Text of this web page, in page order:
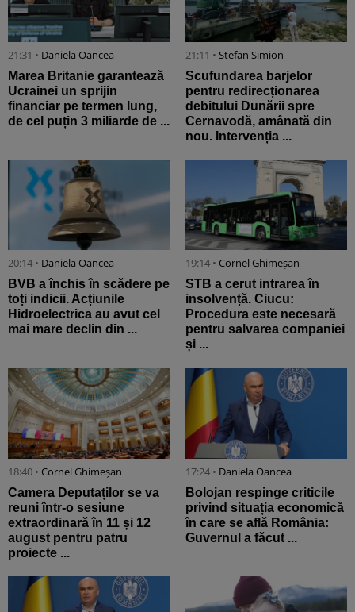
21:31 • Daniela Oancea
Marea Britanie garantează
Ucrainei un sprijin
financiar pe termen lung,
de cel puțin 3 miliarde de ...
21:11 • Stefan Simion
Scufundarea barjelor
pentru redirecționarea
debitului Dunării spre
Cernavodă, amânată din
nou. Intervenția ...
20:14 • Daniela Oancea
BVB a închis în scădere pe
toți indicii. Acțiunile
Hidroelectrica au avut cel
mai mare declin din ...
19:14 • Cornel Ghimeșan
STB a cerut intrarea în
insolvență. Ciucu:
Procedura este necesară
pentru salvarea companiei
și ...
18:40 • Cornel Ghimeșan
Camera Deputaților se va
reuni într-o sesiune
extraordinară în 11 și 12
august pentru patru
proiecte ...
17:24 • Daniela Oancea
Bolojan respinge criticile
privind situația economică
în care se află România:
Guvernul a făcut ...